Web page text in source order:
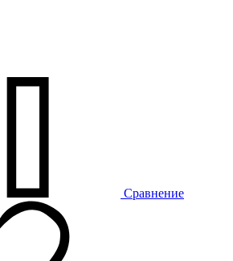
Сравнение